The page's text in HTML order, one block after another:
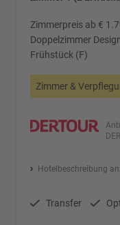
Zimmerpreis ab €
Doppelzimmer
Frühstück (F)
Zimmer &
Hotelbeschreibung
Transfer